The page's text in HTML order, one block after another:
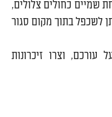
שמיים כחולים צלולים,
לשכפל בתוך מקום סגור
וצרו זיכרונות